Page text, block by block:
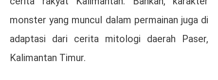
monster yang muncul dalam permainan juga di
adaptasi dari cerita mitologi daerah Paser,
Kalimantan Timur.